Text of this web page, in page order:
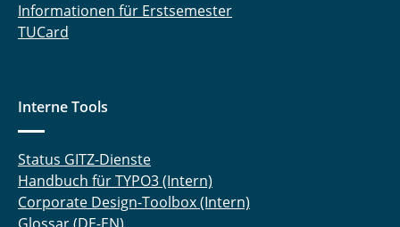
Informationen für Erstsemester
TUCard
Interne Tools
Status GITZ-Dienste
Handbuch für TYPO3 (Intern)
Corporate Design-Toolbox (Intern)